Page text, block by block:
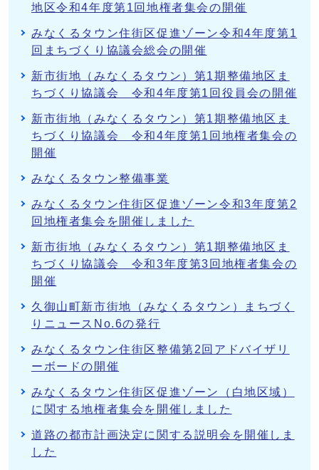
地区令和4年度第1回地権者集会の開催
みなくるタウン住街区促進ゾーン令和4年度第1
回まちづくり協議会総会の開催
新市街地（みなくるタウン）第1期整備地区ま
ちづくり協議会 令和4年度第1回役員会の開催
新市街地（みなくるタウン）第1期整備地区ま
ちづくり協議会 令和4年度第1回地権者集会の
開催
みなくるタウン整備事業
みなくるタウン住街区促進ゾーン令和3年度第2
回地権者集会を開催しました
新市街地（みなくるタウン）第1期整備地区ま
ちづくり協議会 令和3年度第3回地権者集会の
開催
久御山町新市街地（みなくるタウン）まちづく
りニュースNo.6の発行
みなくるタウン住街区整備第2回アドバイザリ
ーボードの開催
みなくるタウン住街区促進ゾーン（白地区域）
に関する地権者集会を開催しました
道路の都市計画決定に関する説明会を開催しま
した